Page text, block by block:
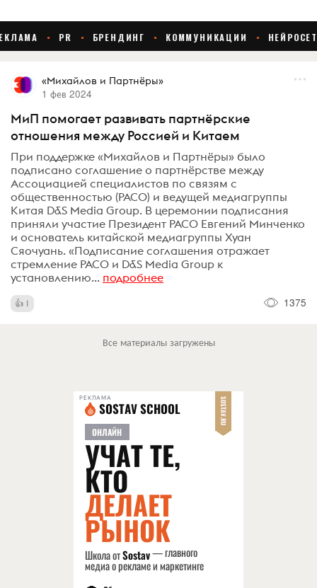
«Михайлов и Партнёры»
1 фев 2024
МиП помогает развивать партнёрские
отношения между Россией и Китаем
При поддержке «Михайлов и Партнёры» было
подписано соглашение о партнёрстве между
Ассоциацией специалистов по связям с
общественностью (РАСО) и ведущей медиагруппы
Китая D&S Media Group. В церемонии подписания
приняли участие Президент РАСО Евгений Минченко
и основатель китайской медиагруппы Хуан
Сяочуань. «Подписание соглашения отражает
стремление РАСО и D&S Media Group к
установлению... подробнее
1 1375
Все материалы загружены
РЕКЛАМА